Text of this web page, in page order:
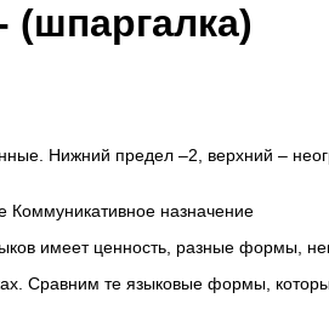
(шпаргалка)
Нижний предел –2, верхний –
Коммуникативное назначение
имеет ценность, разные формы,
Сравним те языковые формы,